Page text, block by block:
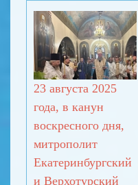
23 августа 2025
года, в канун
воскресного дня,
митрополит
Екатеринбургский
и Верхотурский